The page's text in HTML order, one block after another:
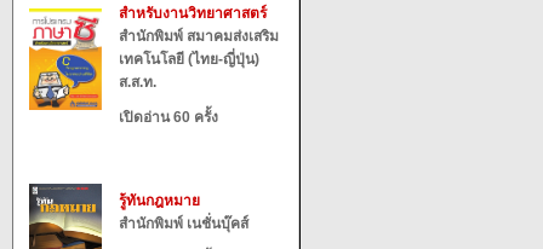
สำหรับงานวิทยาศาสตร์
สำนักพิมพ์ สมาคมส่งเสริม
เทคโนโลยี (ไทย-ญี่ปุ่น)
ส.ส.ท.
เปิดอ่าน 60 ครั้ง
รู้ทันกฎหมาย
สำนักพิมพ์ เนชั่นบุ๊คส์